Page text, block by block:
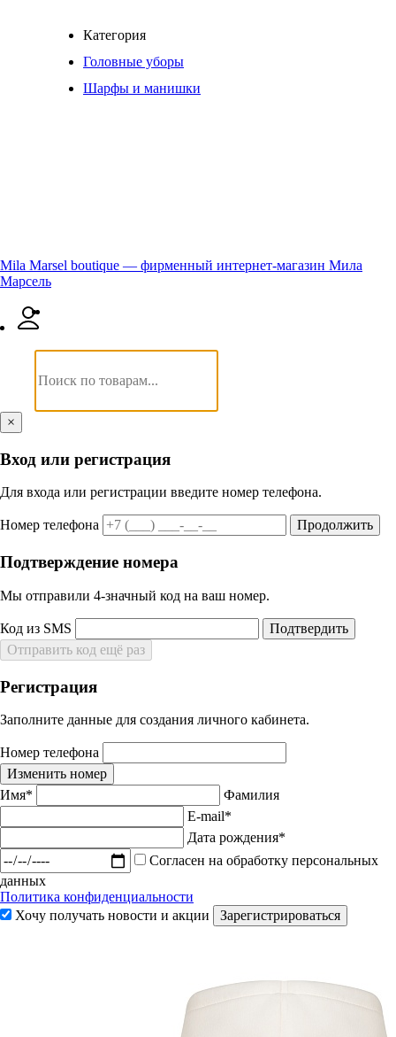
Категория
Головные уборы
Шарфы и манишки
Mila Marsel boutique — фирменный интернет-магазин Мила
Марсель
×
Вход или регистрация
Для входа или регистрации введите номер телефона.
Номер телефона Продолжить
Подтверждение номера
Мы отправили 4‑значный код на ваш номер.
Код из SMS
Подтвердить
Отправить код ещё раз
Регистрация
Заполните данные для создания личного кабинета.
Номер телефона
Изменить номер
Имя*
Фамилия
E-mail*
Дата рождения*
Согласен на обработку персональных
данных
Политика конфиденциальности
Хочу получать новости и акции
Зарегистрироваться